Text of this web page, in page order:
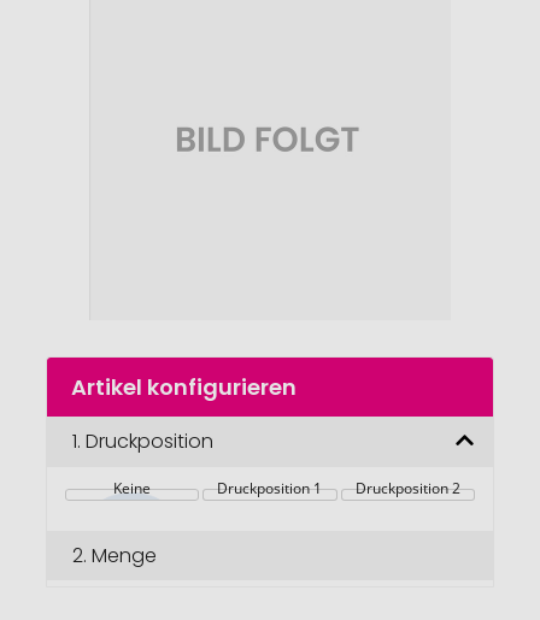
Zum
Anfang
Bildgalerie
Artikel konfigurieren
1. Druckposition
Keine Druckposition 1 Druckposition 2
2. Menge